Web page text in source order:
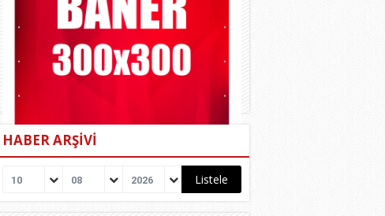
HABER ARŞİVİ
10 08 2026